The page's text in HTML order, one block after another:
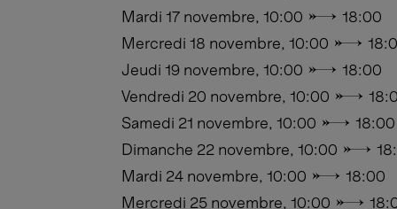
Mardi 17 novembre, 10:00 → 18:00
Mercredi 18 novembre, 10:00 →
Jeudi 19 novembre, 10:00 → 18:00
Vendredi 20 novembre, 10:00 →
Samedi 21 novembre, 10:00 → 18:00
Dimanche 22 novembre, 10:00 →
Mardi 24 novembre, 10:00 → 18:00
Mercredi 25 novembre, 10:00 →